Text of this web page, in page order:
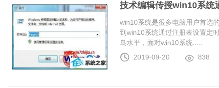
技术编辑传授win10系统
win10系统是很多电脑用户首选
到win10系统通过注册表设置定
鸟水平，面对win10系统.....
2019-09-20
838